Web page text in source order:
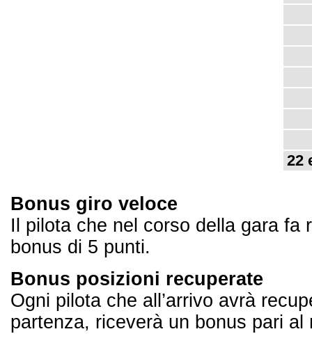
22
Bonus giro veloce
Il pilota che nel corso della gara fa
bonus di 5 punti.
Bonus posizioni recuperate
Ogni pilota che all’arrivo avrà
partenza, riceverà un bonus pari